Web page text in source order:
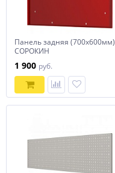
Панель задняя (700х600мм)
СОРОКИН
1 900 руб.